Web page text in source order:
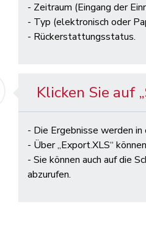
- Zeitraum (Eingang der
- Typ (elektronisch oder
- Rückerstattungsstatus.
Klicken Sie auf
- Die Ergebnisse werden
- Über „Export.XLS“
- Sie können auch auf die
abzurufen.